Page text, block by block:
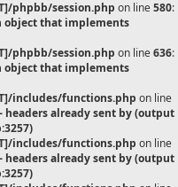
phpbb/session.php on line580:
object that implements
phpbb/session.php on line636:
object that implements
includes/functions.php on line
already sent by (output
includes/functions.php on line
already sent by (output